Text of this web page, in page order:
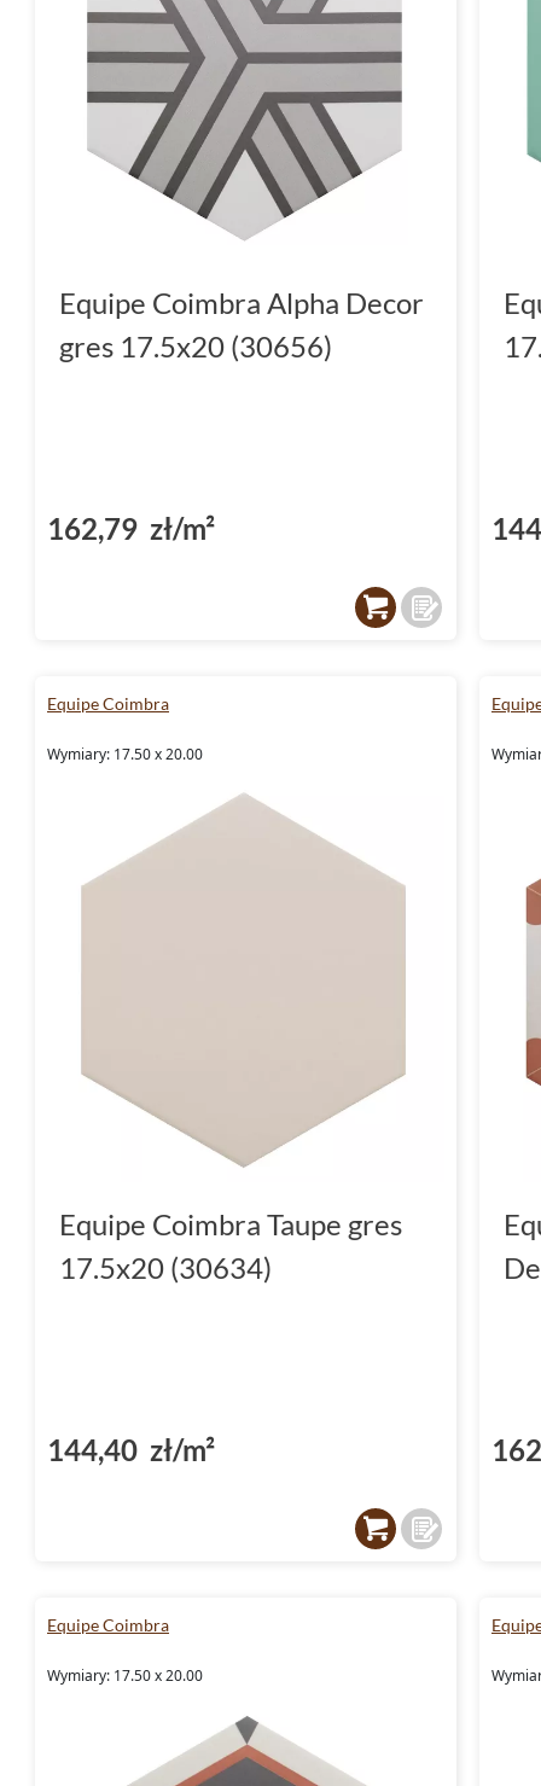
Equipe Coimbra Alpha Decor
gres 17.5x20 (30656)
162,79 zł/m²
Equipe Coimbra
Wymiary: 17.50 x 20.00
Equipe Coimbra Taupe gres
17.5x20 (30634)
144,40 zł/m²
Equipe Coimbra
Wymiary: 17.50 x 20.00